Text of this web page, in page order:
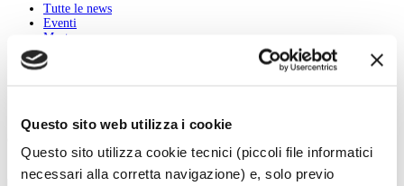
Questo sito web utilizza i cookie
Questo sito utilizza cookie tecnici (piccoli file informatici
necessari alla corretta navigazione) e, solo previo
Tutte le news
Eventi
Mostre
Kids
In galleria
Scegli la data e imposta i filtri per ottimizzare la tua ricerca